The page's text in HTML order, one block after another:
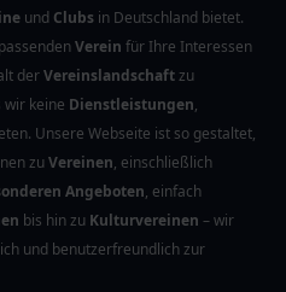
und Clubs in Deutschland bietet.
Verein für Ihre Interessen
derVereinslandschaftzu
wir keine Dienstleistungen,
Unsere Webseite ist so gestaltet,
zu Vereinen, einschließlich
Angeboten, einfach
bis hin zu Kulturvereinen – wir
und benutzerfreundlich zur